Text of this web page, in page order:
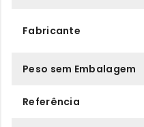
Fabricante
Peso sem Embalagem
Referência